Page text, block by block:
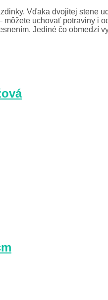
Vďaka dvojitej stene
uchovať potraviny i
Jediné čo obmedzí